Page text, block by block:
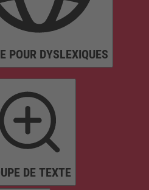
POUR DYSLEXIQUES
DE TEXTE